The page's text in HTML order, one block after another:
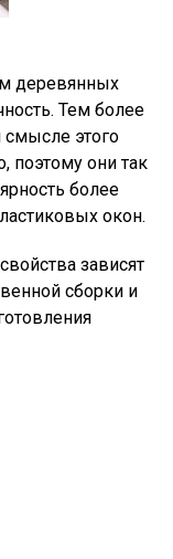
деревянных
Тем более
этого
поэтому они так
более
окон.
зависят
сборки и